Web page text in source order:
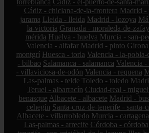
torreblanca Cádiz - el-puerto-de-santa-
Cádiz - chiclana-de-la-frontera Madrid -
jarama Lleida - lleida Madrid - lozoya
la-victoria Granada - moraleda-de-
mérida Huelva - huelva Murcia - san-
Valencia - alfafar Madrid - pinto
montgrí Huesca - torla Valencia - la-pobla-
- bilbao Salamanca - salamanca Valencia
- villaviciosa-de-odón Valencia - requena
Las-palmas - telde Toledo - toledo
Teruel - albarracín Ciudad-real -
benasque Albacete - albacete Madrid -
cehegín Santa-cruz-de-tenerife - santa-
Albacete - villarrobledo Murcia - cartagena
Las-palmas - arrecife Córdoba - córdoba